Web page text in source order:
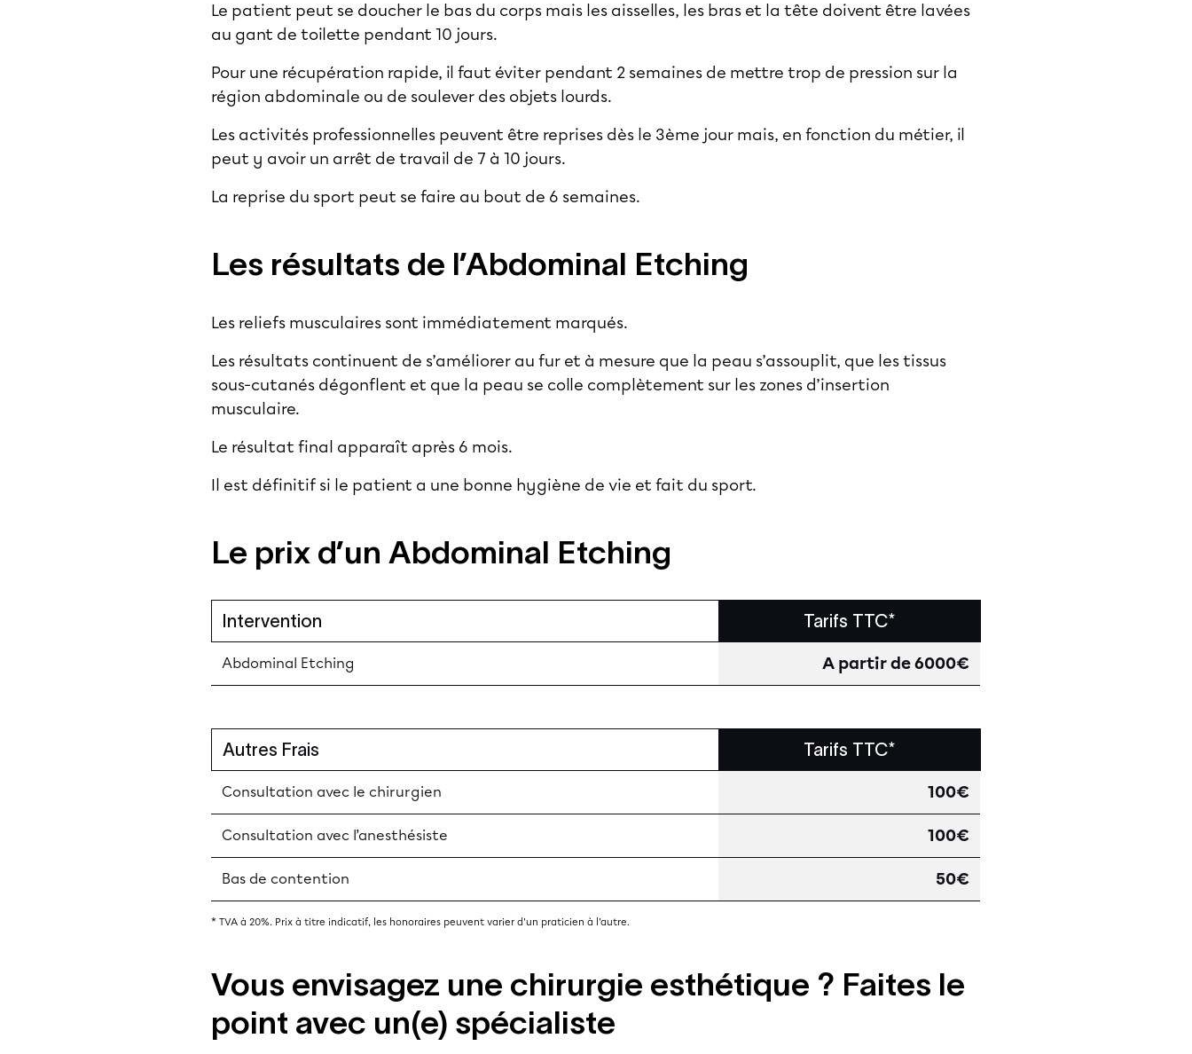
Le patient peut se doucher le bas du corps mais les aisselles, les bras et la tête doivent être lavées
au gant de toilette pendant 10 jours.
Pour une récupération rapide, il faut éviter pendant 2 semaines de mettre trop de pression sur la
région abdominale ou de soulever des objets lourds.
Les activités professionnelles peuvent être reprises dès le 3ème jour mais, en fonction du métier, il
peut y avoir un arrêt de travail de 7 à 10 jours.
La reprise du sport peut se faire au bout de 6 semaines.
Les résultats de l’Abdominal Etching
Les reliefs musculaires sont immédiatement marqués.
Les résultats continuent de s’améliorer au fur et à mesure que la peau s’assouplit, que les tissus
sous-cutanés dégonflent et que la peau se colle complètement sur les zones d’insertion
musculaire.
Le résultat final apparaît après 6 mois.
Il est définitif si le patient a une bonne hygiène de vie et fait du sport.
Le prix d’un Abdominal Etching
Intervention Tarifs TTC*
Abdominal Etching A partir de 6000€
Autres Frais Tarifs TTC*
Consultation avec le chirurgien 100€
Consultation avec l’anesthésiste 100€
Bas de contention 50€
* TVA à 20%. Prix à titre indicatif, les honoraires peuvent varier d'un praticien à l'autre.
Vous envisagez une chirurgie esthétique ? Faites le
point avec un(e) spécialiste